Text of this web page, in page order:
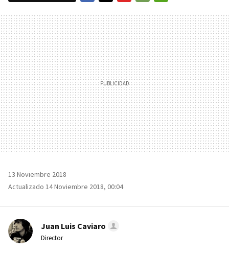
MAIL
13 Noviembre 2018
Actualizado 14 Noviembre 2018, 00:04
Juan Luis Caviaro
Director